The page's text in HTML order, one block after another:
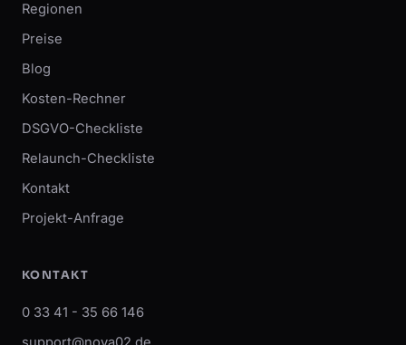
Regionen
Preise
Blog
Kosten-Rechner
DSGVO-Checkliste
Relaunch-Checkliste
Kontakt
Projekt-Anfrage
KONTAKT
0 33 41 - 35 66 146